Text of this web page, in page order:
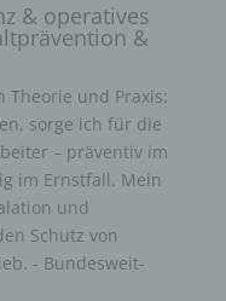
& operatives
&
Theorie und Praxis:
sorge ich für die
– präventiv im
im Ernstfall. Mein
und
Schutz von
- Bundesweit-